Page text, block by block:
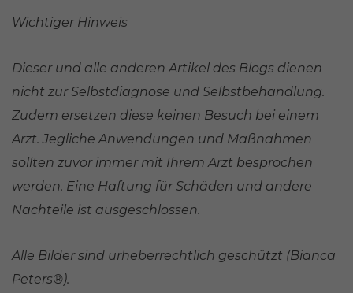
Wichtiger Hinweis
Dieser und alle anderen Artikel des Blogs dienen
nicht zur Selbstdiagnose und Selbstbehandlung.
Zudem ersetzen diese keinen Besuch bei einem
Arzt. Jegliche Anwendungen und Maßnahmen
sollten zuvor immer mit Ihrem Arzt besprochen
werden. Eine Haftung für Schäden und andere
Nachteile ist ausgeschlossen.
Alle Bilder sind urheberrechtlich geschützt (Bianca
Peters®).